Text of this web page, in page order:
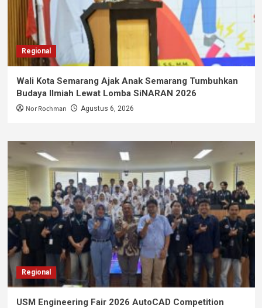
Regional
Wali Kota Semarang Ajak Anak Semarang Tumbuhkan
Budaya Ilmiah Lewat Lomba SiNARAN 2026
Nor Rochman Agustus 6, 2026
Regional
USM Engineering Fair 2026 AutoCAD Competition